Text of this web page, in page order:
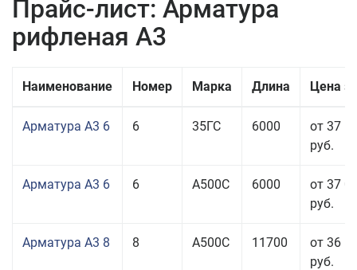
Прайс-лист: Арматура
рифленая А3
Наименование Номер Марка Длина Цена за
Арматура А3 6 6 35ГС 6000
от 37
руб.
Арматура А3 6 6 А500С 6000
от 37
руб.
Арматура А3 8 8 А500С 11700
от 36
руб.